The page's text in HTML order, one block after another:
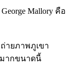
Mallory คือ
ายภาพภูเขา
มากขนาดนี้